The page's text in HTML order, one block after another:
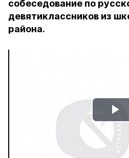
собеседование по
девятиклассников из
района.